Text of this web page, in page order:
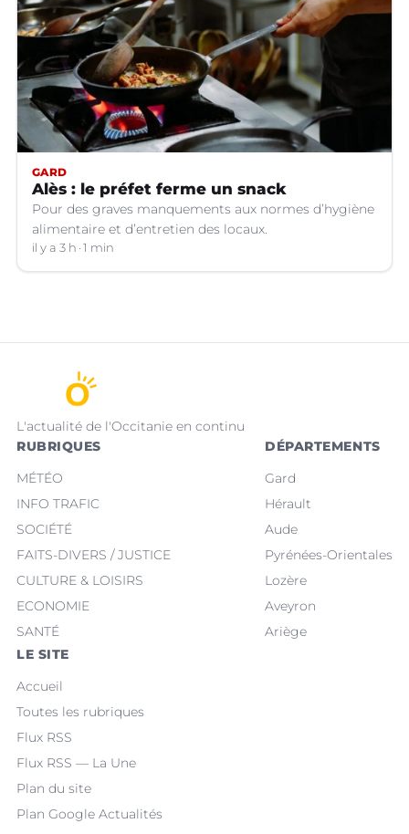
GARD
Alès : le préfet ferme un snack
Pour des graves manquements aux normes d’hygiène
alimentaire et d’entretien des locaux.
il y a 3 h 1 min
L'actualité de l'Occitanie en continu
RUBRIQUES
MÉTÉO
INFO TRAFIC
SOCIÉTÉ
FAITS-DIVERS / JUSTICE
CULTURE & LOISIRS
ECONOMIE
SANTÉ
DÉPARTEMENTS
Gard
Hérault
Aude
Pyrénées-Orientales
Lozère
Aveyron
Ariège
LE SITE
Accueil
Toutes les rubriques
Flux RSS
Flux RSS — La Une
Plan du site
Plan Google Actualités